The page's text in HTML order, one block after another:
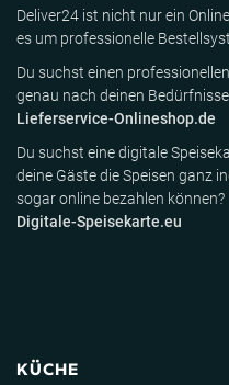
Deliver24 ist nicht nur ein
es um professionelle
Du suchst einen
genau nach deinen
Lieferservice-Onlineshop.de
Du suchst eine digitale
deine Gäste die Speisen ganz
sogar online bezahlen können?
Digitale-Speisekarte.eu
KÜCHE